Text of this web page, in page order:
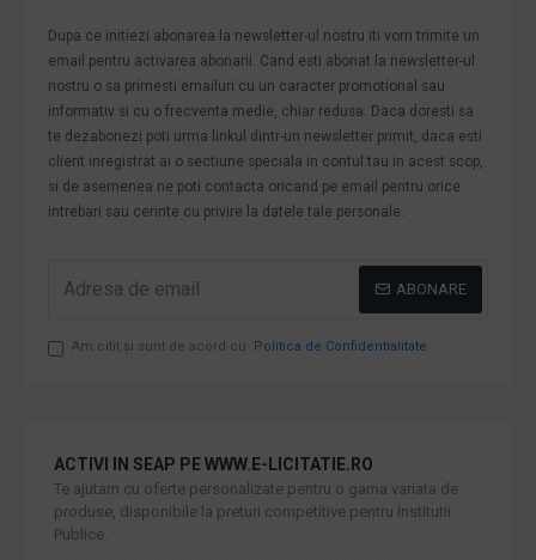
Dupa ce initiezi abonarea la newsletter-ul nostru iti vom trimite un
email pentru activarea abonarii. Cand esti abonat la newsletter-ul
nostru o sa primesti emailuri cu un caracter promotional sau
informativ si cu o frecventa medie, chiar redusa. Daca doresti sa
te dezabonezi poti urma linkul dintr-un newsletter primit, daca esti
client inregistrat ai o sectiune speciala in contul tau in acest scop,
si de asemenea ne poti contacta oricand pe email pentru orice
intrebari sau cerinte cu privire la datele tale personale.
ABONARE
Am citit şi sunt de acord cu Politica de Confidentialitate
ACTIVI IN SEAP PE WWW.E-LICITATIE.RO
Te ajutam cu oferte personalizate pentru o gama variata de
produse, disponibile la preturi competitive pentru Institutii
Publice.